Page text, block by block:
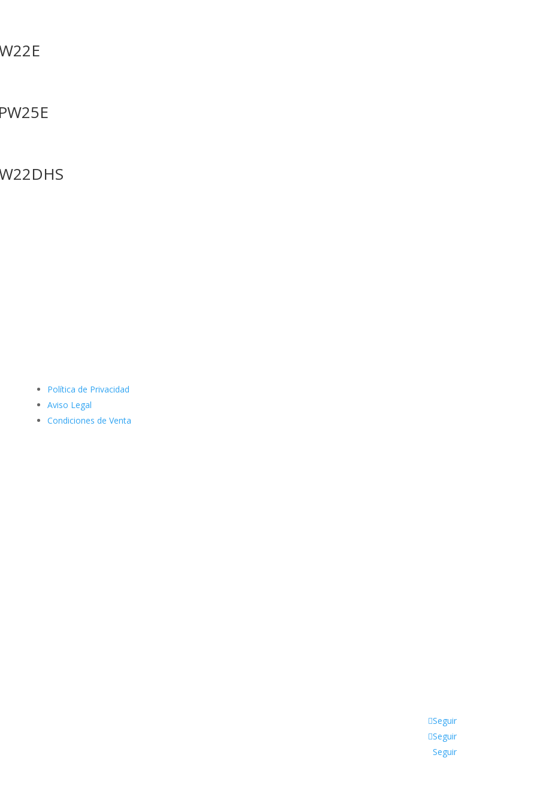
Política de Privacidad
Aviso Legal
Condiciones de Venta
Seguir
Seguir
Seguir